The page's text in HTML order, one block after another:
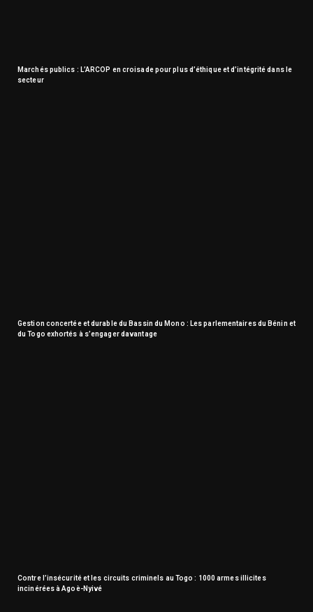
Marchés publics : L’ARCOP en croisade pour plus d’éthique et d’intégrité dans le
secteur
Gestion concertée et durable du Bassin du Mono : Les parlementaires du Bénin et
du Togo exhortés à s’engager davantage
Contre l’insécurité et les circuits criminels au Togo : 1000 armes illicites
incinérées à Agoè-Nyivé